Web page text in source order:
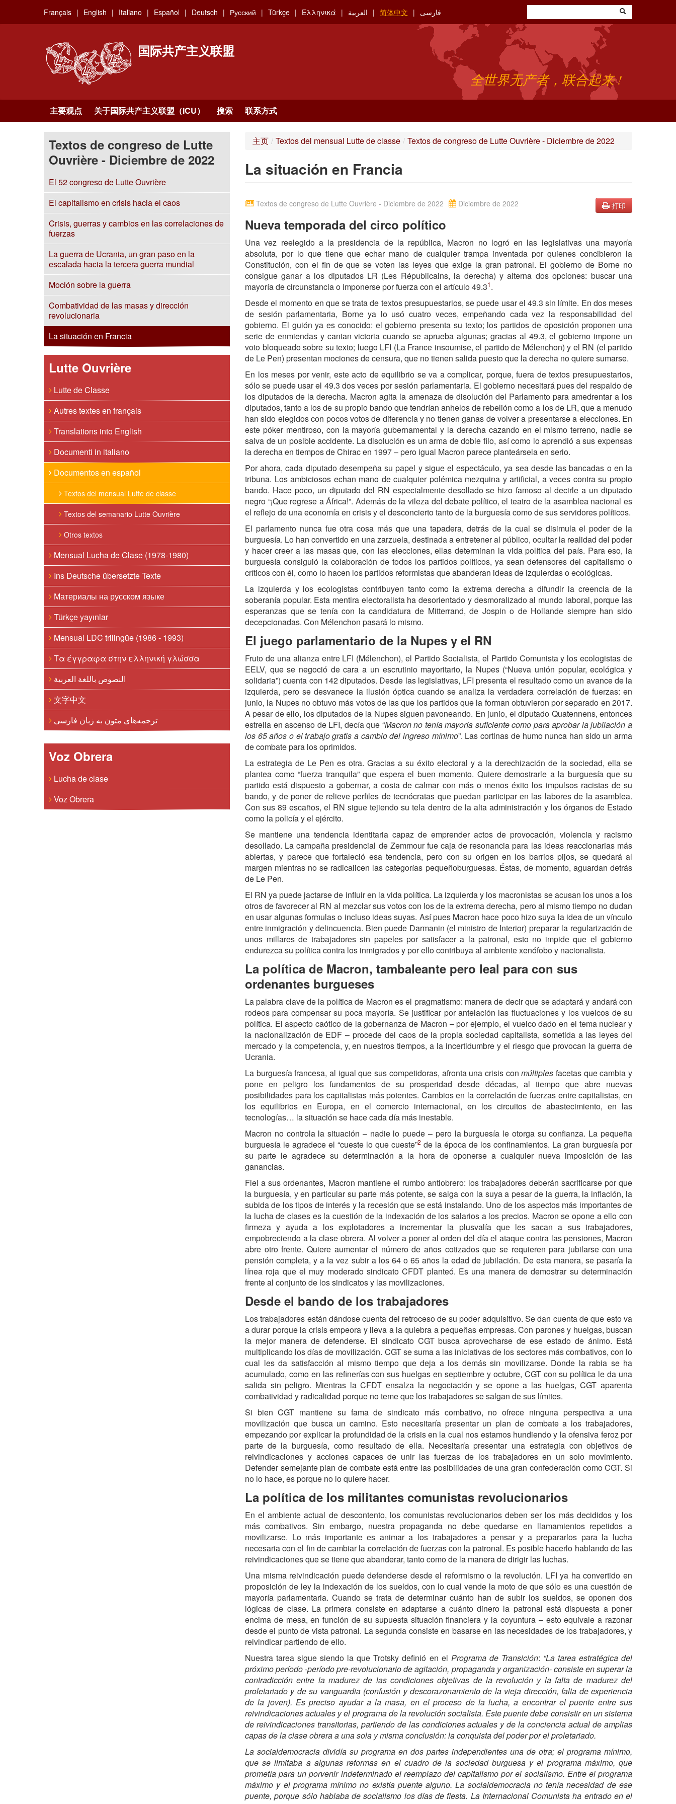
main
Français English Italiano Español Deutsch Русский Türkçe Ελληνικά العربية 简体中文 فارسی
国际共产主义联盟
全世界无产者，联合起来 !
主要观点 关于国际共产主义联盟（ICU） 搜索 联系方式
Textos de congreso de Lutte
Ouvrière - Diciembre de 2022
El 52 congreso de Lutte Ouvrière
El capitalismo en crisis hacia el caos
Crisis, guerras y cambios en las correlaciones de
fuerzas
La guerra de Ucrania, un gran paso en la
escalada hacia la tercera guerra mundial
Moción sobre la guerra
Combatividad de las masas y dirección
revolucionaria
La situación en Francia
Lutte Ouvrière
Lutte de Classe
Autres textes en français
Translations into English
Documenti in italiano
Documentos en español
Textos del mensual Lutte de classe
Textos del semanario Lutte Ouvrière
Otros textos
Mensual Lucha de Clase (1978-1980)
Ins Deutsche übersetzte Texte
Материалы на русском языке
Türkçe yayınlar
Mensual LDC trilingüe (1986 - 1993)
Τα έγγραφα στην ελληνική γλώσσα
النصوص باللغة العربية
文字中文
ترجمه‌های متون به زبان فارسی
Voz Obrera
Lucha de clase
Voz Obrera
主页 / Textos del mensual Lutte de classe / Textos de congreso de Lutte Ouvrière - Diciembre de 2022
La situación en Francia
打印
Textos de congreso de Lutte Ouvrière - Diciembre de 2022 Diciembre de 2022
Nueva temporada del circo político
Una vez reelegido a la presidencia de la república, Macron no logró en las legislativas una mayoría
absoluta, por lo que tiene que echar mano de cualquier trampa inventada por quienes concibieron la
Constitución, con el fin de que se voten las leyes que exige la gran patronal. El gobierno de Borne no
consigue ganar a los diputados LR (Les Républicains, la derecha) y alterna dos opciones: buscar una
mayoría de circunstancia o imponerse por fuerza con el artículo 49.31.
Desde el momento en que se trata de textos presupuestarios, se puede usar el 49.3 sin límite. En dos meses
de sesión parlamentaria, Borne ya lo usó cuatro veces, empeñando cada vez la responsabilidad del
gobierno. El guión ya es conocido: el gobierno presenta su texto; los partidos de oposición proponen una
serie de enmiendas y cantan victoria cuando se aprueba algunas; gracias al 49.3, el gobierno impone un
voto bloqueado sobre su texto; luego LFI (La France insoumise, el partido de Mélenchon) y el RN (el partido
de Le Pen) presentan mociones de censura, que no tienen salida puesto que la derecha no quiere sumarse.
En los meses por venir, este acto de equilibrio se va a complicar, porque, fuera de textos presupuestarios,
sólo se puede usar el 49.3 dos veces por sesión parlamentaria. El gobierno necesitará pues del respaldo de
los diputados de la derecha. Macron agita la amenaza de disolución del Parlamento para amedrentar a los
diputados, tanto a los de su propio bando que tendrían anhelos de rebelión como a los de LR, que a menudo
han sido elegidos con pocos votos de diferencia y no tienen ganas de volver a presentarse a elecciones. En
este póker mentiroso, con la mayoría gubernamental y la derecha cazando en el mismo terreno, nadie se
salva de un posible accidente. La disolución es un arma de doble filo, así como lo aprendió a sus expensas
la derecha en tiempos de Chirac en 1997 – pero igual Macron parece planteársela en serio.
Por ahora, cada diputado desempeña su papel y sigue el espectáculo, ya sea desde las bancadas o en la
tribuna. Los ambiciosos echan mano de cualquier polémica mezquina y artificial, a veces contra su propio
bando. Hace poco, un diputado del RN especialmente desollado se hizo famoso al decirle a un diputado
negro “¡Que regrese a África!”. Además de la vileza del debate político, el teatro de la asamblea nacional es
el reflejo de una economía en crisis y el desconcierto tanto de la burguesía como de sus servidores políticos.
El parlamento nunca fue otra cosa más que una tapadera, detrás de la cual se disimula el poder de la
burguesía. Lo han convertido en una zarzuela, destinada a entretener al público, ocultar la realidad del poder
y hacer creer a las masas que, con las elecciones, ellas determinan la vida política del país. Para eso, la
burguesía consiguió la colaboración de todos los partidos políticos, ya sean defensores del capitalismo o
críticos con él, como lo hacen los partidos reformistas que abanderan ideas de izquierdas o ecológicas.
La izquierda y los ecologistas contribuyen tanto como la extrema derecha a difundir la creencia de la
soberanía popular. Esta mentira electoralista ha desorientado y desmoralizado al mundo laboral, porque las
esperanzas que se tenía con la candidatura de Mitterrand, de Jospin o de Hollande siempre han sido
decepcionadas. Con Mélenchon pasará lo mismo.
El juego parlamentario de la Nupes y el RN
Fruto de una alianza entre LFI (Mélenchon), el Partido Socialista, el Partido Comunista y los ecologistas de
EELV, que se negoció de cara a un escrutinio mayoritario, la Nupes (“Nueva unión popular, ecológica y
solidaria”) cuenta con 142 diputados. Desde las legislativas, LFI presenta el resultado como un avance de la
izquierda, pero se desvanece la ilusión óptica cuando se analiza la verdadera correlación de fuerzas: en
junio, la Nupes no obtuvo más votos de las que los partidos que la forman obtuvieron por separado en 2017.
A pesar de ello, los diputados de la Nupes siguen pavoneando. En junio, el diputado Quatennens, entonces
estrella en ascenso de LFI, decía que “Macron no tenía mayoría suficiente como para aprobar la jubilación a
los 65 años o el trabajo gratis a cambio del ingreso mínimo”. Las cortinas de humo nunca han sido un arma
de combate para los oprimidos.
La estrategia de Le Pen es otra. Gracias a su éxito electoral y a la derechización de la sociedad, ella se
plantea como “fuerza tranquila” que espera el buen momento. Quiere demostrarle a la burguesía que su
partido está dispuesto a gobernar, a costa de calmar con más o menos éxito los impulsos racistas de su
bando, y de poner de relieve perfiles de tecnócratas que puedan participar en las labores de la asamblea.
Con sus 89 escaños, el RN sigue tejiendo su tela dentro de la alta administración y los órganos de Estado
como la policía y el ejército.
Se mantiene una tendencia identitaria capaz de emprender actos de provocación, violencia y racismo
desollado. La campaña presidencial de Zemmour fue caja de resonancia para las ideas reaccionarias más
abiertas, y parece que fortaleció esa tendencia, pero con su origen en los barrios pijos, se quedará al
margen mientras no se radicalicen las categorías pequeñoburguesas. Éstas, de momento, aguardan detrás
de Le Pen.
El RN ya puede jactarse de influir en la vida política. La izquierda y los macronistas se acusan los unos a los
otros de favorecer al RN al mezclar sus votos con los de la extrema derecha, pero al mismo tiempo no dudan
en usar algunas formulas o incluso ideas suyas. Así pues Macron hace poco hizo suya la idea de un vínculo
entre inmigración y delincuencia. Bien puede Darmanin (el ministro de Interior) preparar la regularización de
unos millares de trabajadores sin papeles por satisfacer a la patronal, esto no impide que el gobierno
endurezca su política contra los inmigrados y por ello contribuya al ambiente xenófobo y nacionalista.
La política de Macron, tambaleante pero leal para con sus
ordenantes burgueses
La palabra clave de la política de Macron es el pragmatismo: manera de decir que se adaptará y andará con
rodeos para compensar su poca mayoría. Se justificar por antelación las fluctuaciones y los vuelcos de su
política. El aspecto caótico de la gobernanza de Macron – por ejemplo, el vuelco dado en el tema nuclear y
la nacionalización de EDF – procede del caos de la propia sociedad capitalista, sometida a las leyes del
mercado y la competencia, y, en nuestros tiempos, a la incertidumbre y el riesgo que provocan la guerra de
Ucrania.
La burguesía francesa, al igual que sus competidoras, afronta una crisis con múltiples facetasque cambia y
pone en peligro los fundamentos de su prosperidad desde décadas, al tiempo que abre nuevas
posibilidades para los capitalistas más potentes. Cambios en la correlación de fuerzas entre capitalistas, en
los equilibrios en Europa, en el comercio internacional, en los circuitos de abastecimiento, en las
tecnologías… la situación se hace cada día más inestable.
Macron no controla la situación – nadie lo puede – pero la burguesía le otorga su confianza. La pequeña
burguesía le agradece el “cueste lo que cueste”2 de la época de los confinamientos. La gran burguesía por
su parte le agradece su determinación a la hora de oponerse a cualquier nueva imposición de las
ganancias.
Fiel a sus ordenantes, Macron mantiene el rumbo antiobrero: los trabajadores deberán sacrificarse por que
la burguesía, y en particular su parte más potente, se salga con la suya a pesar de la guerra, la inflación, la
subida de los tipos de interés y la recesión que se está instalando. Uno de los aspectos más importantes de
la lucha de clases es la cuestión de la indexación de los salarios a los precios. Macron se opone a ello con
firmeza y ayuda a los explotadores a incrementar la plusvalía que les sacan a sus trabajadores,
empobreciendo a la clase obrera. Al volver a poner al orden del día el ataque contra las pensiones, Macron
abre otro frente. Quiere aumentar el número de años cotizados que se requieren para jubilarse con una
pensión completa, y a la vez subir a los 64 o 65 años la edad de jubilación. De esta manera, se pasaría la
línea roja que el muy moderado sindicato CFDT planteó. Es una manera de demostrar su determinación
frente al conjunto de los sindicatos y las movilizaciones.
Desde el bando de los trabajadores
Los trabajadores están dándose cuenta del retroceso de su poder adquisitivo. Se dan cuenta de que esto va
a durar porque la crisis empeora y lleva a la quiebra a pequeñas empresas. Con parones y huelgas, buscan
la mejor manera de defenderse. El sindicato CGT busca aprovecharse de ese estado de ánimo. Está
multiplicando los días de movilización. CGT se suma a las iniciativas de los sectores más combativos, con lo
cual les da satisfacción al mismo tiempo que deja a los demás sin movilizarse. Donde la rabia se ha
acumulado, como en las refinerías con sus huelgas en septiembre y octubre, CGT con su política le da una
salida sin peligro. Mientras la CFDT ensalza la negociación y se opone a las huelgas, CGT aparenta
combatividad y radicalidad porque no teme que los trabajadores se salgan de sus límites.
Si bien CGT mantiene su fama de sindicato más combativo, no ofrece ninguna perspectiva a una
movilización que busca un camino. Esto necesitaría presentar un plan de combate a los trabajadores,
empezando por explicar la profundidad de la crisis en la cual nos estamos hundiendo y la ofensiva feroz por
parte de la burguesía, como resultado de ella. Necesitaría presentar una estrategia con objetivos de
reivindicaciones y acciones capaces de unir las fuerzas de los trabajadores en un solo movimiento.
Defender semejante plan de combate está entre las posibilidades de una gran confederación como CGT. Si
no lo hace, es porque no lo quiere hacer.
La política de los militantes comunistas revolucionarios
En el ambiente actual de descontento, los comunistas revolucionarios deben ser los más decididos y los
más combativos. Sin embargo, nuestra propaganda no debe quedarse en llamamientos repetidos a
movilizarse. Lo más importante es animar a los trabajadores a pensar y a prepararlos para la lucha
necesaria con el fin de cambiar la correlación de fuerzas con la patronal. Es posible hacerlo hablando de las
reivindicaciones que se tiene que abanderar, tanto como de la manera de dirigir las luchas.
Una misma reivindicación puede defenderse desde el reformismo o la revolución. LFI ya ha convertido en
proposición de ley la indexación de los sueldos, con lo cual vende la moto de que sólo es una cuestión de
mayoría parlamentaria. Cuando se trata de determinar cuánto han de subir los sueldos, se oponen dos
lógicas de clase. La primera consiste en adaptarse a cuánto dinero la patronal está dispuesta a poner
encima de mesa, en función de su supuesta situación financiera y la coyuntura – esto equivale a razonar
desde el punto de vista patronal. La segunda consiste en basarse en las necesidades de los trabajadores, y
reivindicar partiendo de ello.
Nuestra tarea sigue siendo la que Trotsky definió en el Programa de Transición: “La tarea estratégica del
próximo período -período pre-revolucionario de agitación, propaganda y organización- consiste en superar la
contradicción entre la madurez de las condiciones objetivas de la revolución y la falta de madurez del
proletariado y de su vanguardia (confusión y descorazonamiento de la vieja dirección, falta de experiencia
de la joven). Es preciso ayudar a la masa, en el proceso de la lucha, a encontrar el puente entre sus
reivindicaciones actuales y el programa de la revolución socialista. Este puente debe consistir en un sistema
de reivindicaciones transitorias, partiendo de las condiciones actuales y de la conciencia actual de amplias
capas de la clase obrera a una sola y misma conclusión: la conquista del poder por el proletariado.
La socialdemocracia dividía su programa en dos partes independientes una de otra; el programa mínimo,
que se limitaba a algunas reformas en el cuadro de la sociedad burguesa y el programa máximo, que
prometía para un porvenir indeterminado el reemplazo del capitalismo por el socialismo. Entre el programa
máximo y el programa mínimo no existía puente alguno. La socialdemocracia no tenía necesidad de ese
puente, porque sólo hablaba de socialismo los días de fiesta. La Internacional Comunista ha entrado en el